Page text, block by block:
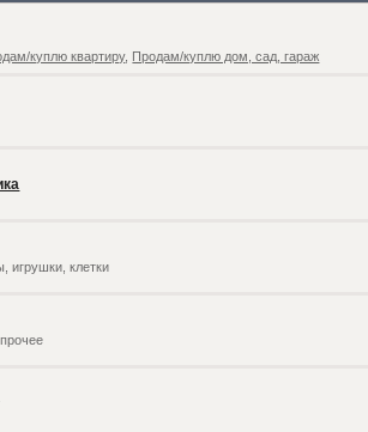
куплю квартиру, Продам/куплю дом, сад, гараж
игрушки, клетки